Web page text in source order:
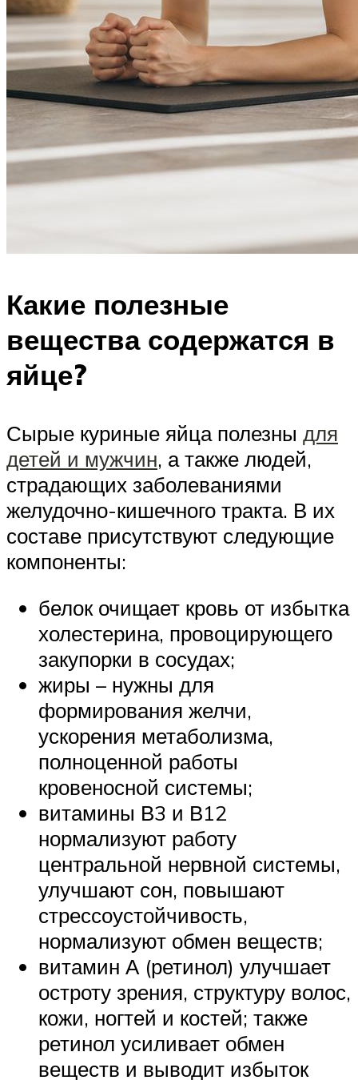
Какие полезные
вещества содержатся в
яйце?
Сырые куриные яйца полезны для
детей и мужчин, а также людей,
страдающих заболеваниями
желудочно-кишечного тракта. В их
составе присутствуют следующие
компоненты:
белок очищает кровь от избытка
холестерина, провоцирующего
закупорки в сосудах;
жиры – нужны для
формирования желчи,
ускорения метаболизма,
полноценной работы
кровеносной системы;
витамины В3 и В12
нормализуют работу
центральной нервной системы,
улучшают сон, повышают
стрессоустойчивость,
нормализуют обмен веществ;
витамин А (ретинол) улучшает
остроту зрения, структуру волос,
кожи, ногтей и костей; также
ретинол усиливает обмен
веществ и выводит избыток